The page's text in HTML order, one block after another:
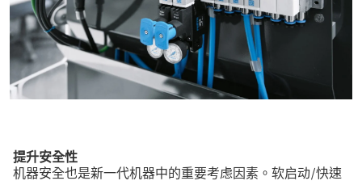
提升安全性
机器安全也是新一代机器中的重要考虑因素。软启动/快速